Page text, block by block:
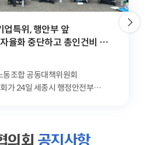
철도, 이대로는 시민과 노동자의
수 없다
오전 11시 청와대 분수대 앞에서
누락 사태로 본 민자철도 안전문제
의회 공지사항